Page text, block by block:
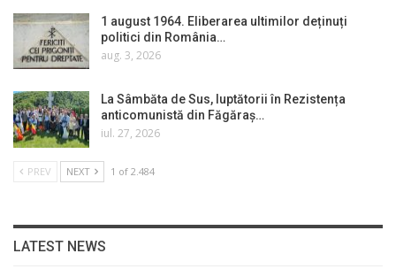
1 august 1964. Eliberarea ultimilor deținuți
politici din România…
aug. 3, 2026
La Sâmbăta de Sus, luptătorii în Rezistența
anticomunistă din Făgăraș…
iul. 27, 2026
PREV NEXT 1 of 2.484
LATEST NEWS